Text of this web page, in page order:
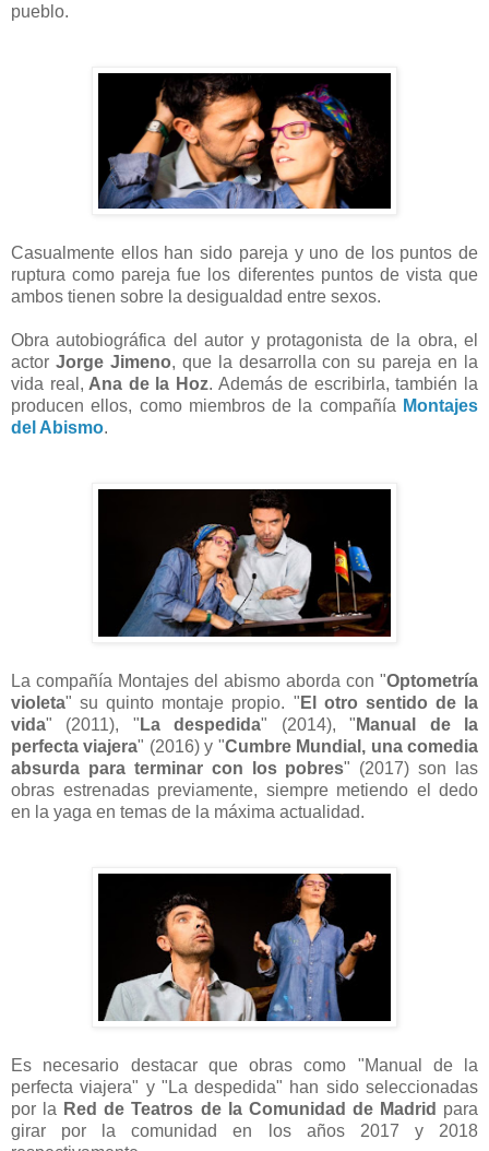
pueblo.
Casualmente ellos han sido pareja y uno de los puntos de
ruptura como pareja fue los diferentes puntos de vista que
ambos tienen sobre la desigualdad entre sexos.
Obra autobiográfica del autor y protagonista de la obra, el
actor Jorge Jimeno, que la desarrolla con su pareja en la
vida real, Ana de la Hoz. Además de escribirla, también la
producen ellos, como miembros de la compañía Montajes
del Abismo.
La compañía Montajes del abismo aborda con "Optometría
violeta" su quinto montaje propio. " El otro sentido de la
vida" (2011), " La despedida" (2014), " Manual de la
perfecta viajera" (2016) y "Cumbre Mundial, una comedia
absurda para terminar con los pobres" (2017) son las
obras estrenadas previamente, siempre metiendo el dedo
en la yaga en temas de la máxima actualidad.
Es necesario destacar que obras como "Manual de la
perfecta viajera" y "La despedida" han sido seleccionadas
por la Red de Teatros de la Comunidad de Madrid para
girar por la comunidad en los años 2017 y 2018